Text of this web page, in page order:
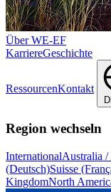
Über WE-EF
KarriereGeschichte
RessourcenKontakt
Region wechseln
InternationalAustralia
(Deutsch)Suisse
KingdomNorth